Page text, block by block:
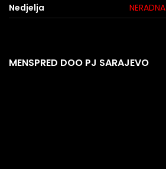
Nedjelja
NERADNA
MENSPRED DOO PJ SARAJEVO